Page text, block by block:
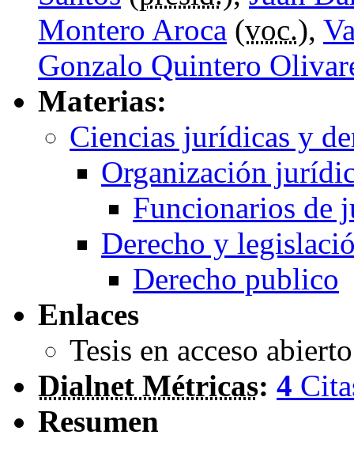
Montero Aroca (voc.),
Gonzalo Quintero
Materias:
Ciencias jurídicas y
Organización
Funcionarios de
Derecho y
Derecho publico
Enlaces
Tesis en acceso
Dialnet Métricas: 4
Resumen